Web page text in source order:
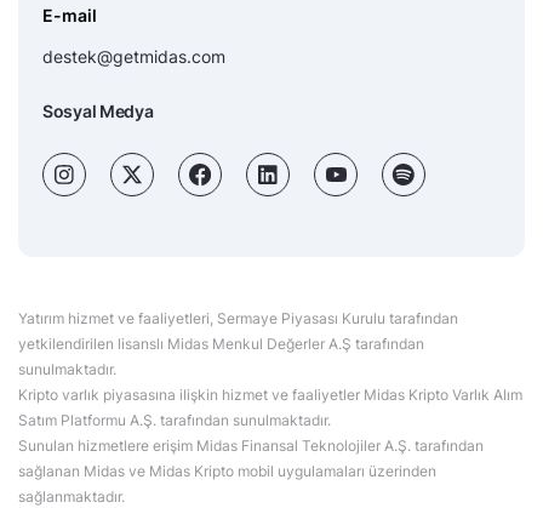
E-mail
destek@getmidas.com
Sosyal Medya
Yatırım hizmet ve faaliyetleri, Sermaye Piyasası Kurulu tarafından
yetkilendirilen lisanslı Midas Menkul Değerler A.Ş tarafından
sunulmaktadır.
Kripto varlık piyasasına ilişkin hizmet ve faaliyetler Midas Kripto Varlık Alım
Satım Platformu A.Ş. tarafından sunulmaktadır.
Sunulan hizmetlere erişim Midas Finansal Teknolojiler A.Ş. tarafından
sağlanan Midas ve Midas Kripto mobil uygulamaları üzerinden
sağlanmaktadır.